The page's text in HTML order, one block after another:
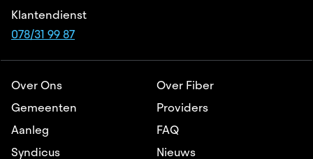
Klantendienst
078/31 99 87
Over Ons
Over Fiber
Gemeenten
Providers
Aanleg
FAQ
Syndicus
Nieuws